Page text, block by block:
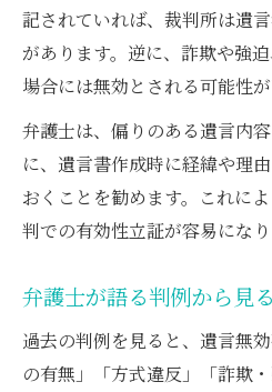
記されていれば、裁判所は遺
があります。逆に、詐欺や強
場合には無効とされる可能性が
弁護士は、偏りのある遺言内
に、遺言書作成時に経緯や理
おくことを勧めます。これに
判での有効性立証が容易になり
弁護士が語る判例から見
過去の判例を見ると、遺言無
の有無」「方式違反」「詐欺